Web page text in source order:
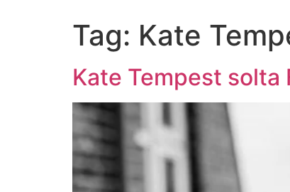
Tag: Kate
Kate Tempest solta